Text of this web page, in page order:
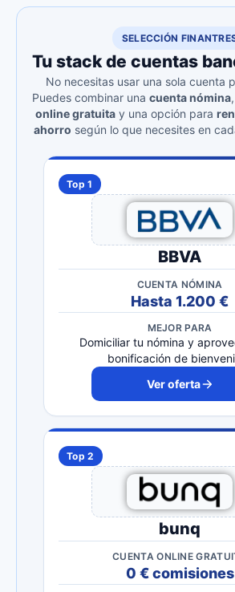
SELECCIÓN
Tu stack de cuentas
No necesitas usar una sola cuenta
Puedes combinar una cuenta nómina
online gratuita y una opción para
ahorro según lo que necesites en
Top 1
BBVA
CUENTA NÓMINA
Hasta 1.200 €
MEJOR PARA
Domiciliar tu nómina y
bonificación de
Ver oferta
Top 2
bunq
CUENTA ONLINE
0 € comisiones